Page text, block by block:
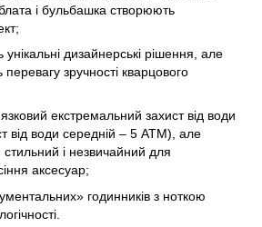
і бульбашка створюють
дизайнерські рішення, але
зручності кварцового
екстремальний захист від води
від води середній – 5 АТМ), але
і незвичайний для
аксесуар;
годинників з ноткою